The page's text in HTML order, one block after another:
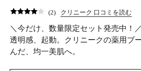
(2) クリニーク 口コミを読む
＼今だけ、数量限定セット発売中！／
透明感、起動。クリニークの薬用ブ
んだ、均一美肌へ。